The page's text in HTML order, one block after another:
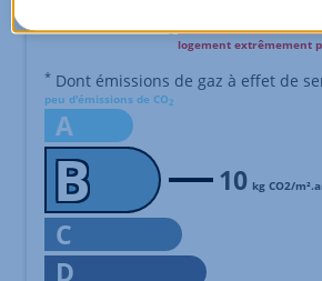
logement extrêmement
Échelle de performance
* Dont émissions de gaz à effet de
peu d'émissions de CO2
A
B 10 kg CO2/
C
D